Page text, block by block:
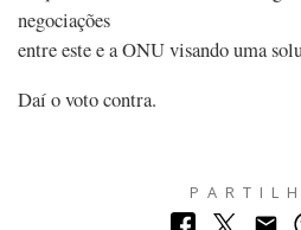
negociações
entre este e a ONU visando uma
Daí o voto contra.